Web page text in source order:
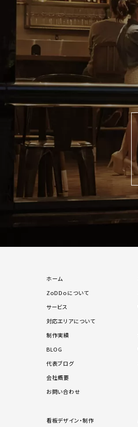
ホーム
ZoDDoについて
サービス
対応エリアについて
制作実績
BLOG
代表ブログ
会社概要
お問い合わせ
看板デザイン・制作